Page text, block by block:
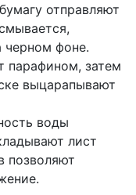
отправляют
черном фоне.
парафином, затем
выцарапывают
воды
лист
позволяют